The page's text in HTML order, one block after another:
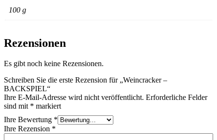
100 g
Rezensionen
Es gibt noch keine Rezensionen.
Schreiben Sie die erste Rezension für „Weincracker –
BACKSPIEL“
Ihre E-Mail-Adresse wird nicht veröffentlicht. Erforderliche Felder
sind mit * markiert
Ihre Bewertung *
Ihre Rezension *